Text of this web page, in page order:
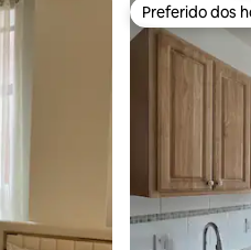
Preferido dos
Preferido dos